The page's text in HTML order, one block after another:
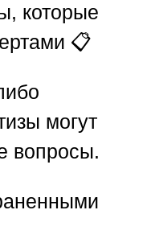
которые
📋
могут
вопросы.